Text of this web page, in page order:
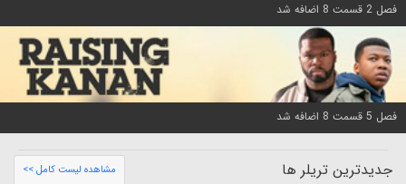
فصل 2 قسمت 8 اضافه شد
فصل 5 قسمت 8 اضافه شد
جدیدترین تریلر ها مشاهده لیست کامل >>